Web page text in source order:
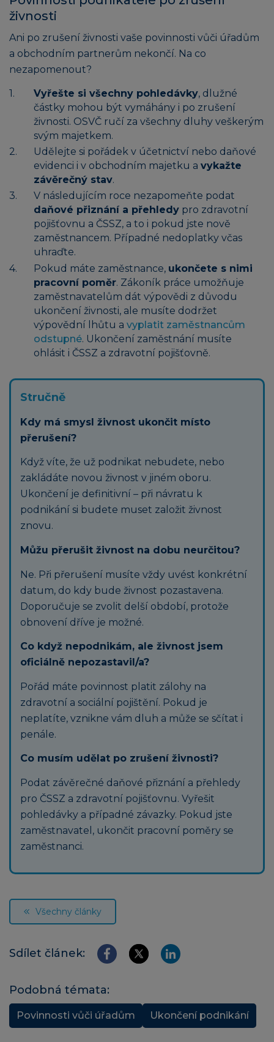
živnosti
Ani po zrušení živnosti vaše povinnosti vůči úřadům
a obchodním partnerům nekončí. Na co
nezapomenout?
Vyřešte si všechny pohledávky, dlužné
částky mohou být vymáhány i po zrušení
živnosti. OSVČ ručí za všechny dluhy veškerým
svým majetkem.
Udělejte si pořádek v účetnictví nebo daňové
evidenci i v obchodním majetku a vykažte
závěrečný stav.
V následujícím roce nezapomeňte podat
daňové přiznání a přehledy pro zdravotní
pojišťovnu a ČSSZ, a to i pokud jste nově
zaměstnancem. Případné nedoplatky včas
uhraďte.
Pokud máte zaměstnance, ukončete s nimi
pracovní poměr. Zákoník práce umožňuje
zaměstnavatelům dát výpovědi z důvodu
ukončení živnosti, ale musíte dodržet
výpovědní lhůtu a vyplatit zaměstnancům
odstupné. Ukončení zaměstnání musíte
ohlásit i ČSSZ a zdravotní pojišťovně.
Stručně
Kdy má smysl živnost ukončit místo
přerušení?
Když víte, že už podnikat nebudete, nebo
zakládáte novou živnost v jiném oboru.
Ukončení je definitivní – při návratu k
podnikání si budete muset založit živnost
znovu.
Můžu přerušit živnost na dobu neurčitou?
Ne. Při přerušení musíte vždy uvést konkrétní
datum, do kdy bude živnost pozastavena.
Doporučuje se zvolit delší období, protože
obnovení dříve je možné.
Co když nepodnikám, ale živnost jsem
oficiálně nepozastavil/a?
Pořád máte povinnost platit zálohy na
zdravotní a sociální pojištění. Pokud je
neplatíte, vznikne vám dluh a může se sčítat i
penále.
Co musím udělat po zrušení živnosti?
Podat závěrečné daňové přiznání a přehledy
pro ČSSZ a zdravotní pojišťovnu. Vyřešit
pohledávky a případné závazky. Pokud jste
zaměstnavatel, ukončit pracovní poměry se
zaměstnanci.
Všechny články
Sdílet článek:
Podobná témata:
Povinnosti vůči úřadům Ukončení podnikání